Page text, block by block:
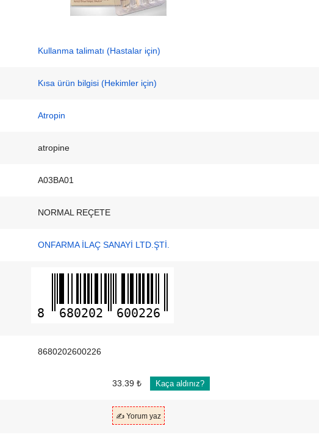
Kullanma talimatı (Hastalar için)
Kısa ürün bilgisi (Hekimler için)
Atropin
atropine
A03BA01
NORMAL REÇETE
ONFARMA İLAÇ SANAYİ LTD.ŞTİ.
8 680202 600226
8680202600226
33.39 ₺ Kaça aldınız?
✍️ Yorum yaz